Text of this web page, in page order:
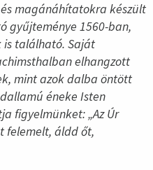
magánáhítatokra készült
gyűjteménye 1560-ban,
is található. Saját
elhangzott
mint azok dalba öntött
éneke Isten
figyelmünket: „Az Úr
felemelt, áldd őt,